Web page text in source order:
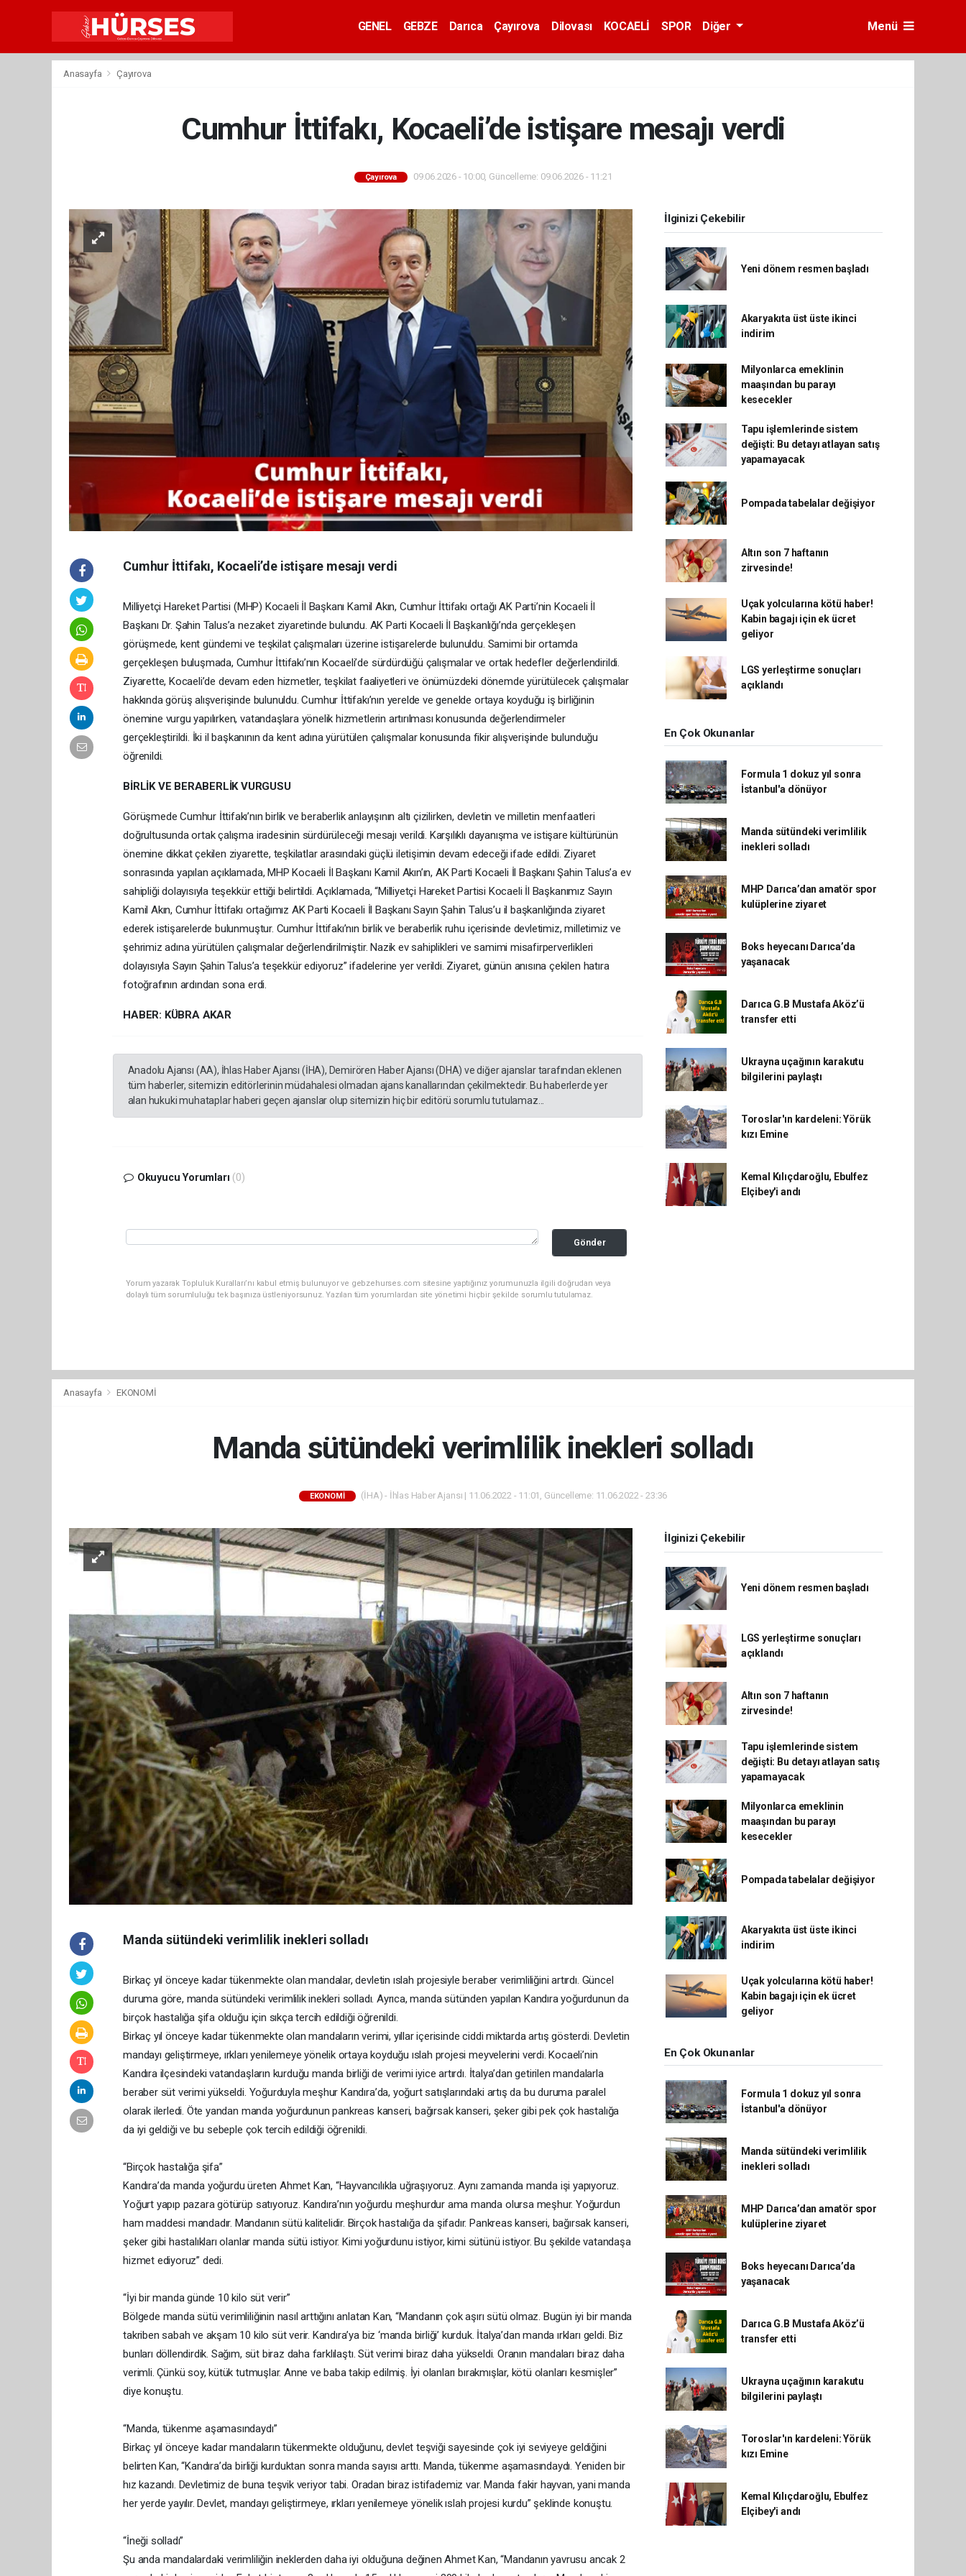
GENEL GEBZE Darıca Çayırova Dilovası KOCAELİ SPOR Diğer Menü
Anasayfa Çayırova
Cumhur İttifakı, Kocaeli’de istişare mesajı verdi
Çayırova 09.06.2026 - 10:00, Güncelleme: 09.06.2026 - 11:21
Cumhur İttifakı, Kocaeli’de istişare mesajı verdi
Milliyetçi Hareket Partisi (MHP) Kocaeli İl Başkanı Kamil Akın, Cumhur İttifakı ortağı AK Parti’nin Kocaeli İl
Başkanı Dr. Şahin Talus’a nezaket ziyaretinde bulundu. AK Parti Kocaeli İl Başkanlığı’nda gerçekleşen
görüşmede, kent gündemi ve teşkilat çalışmaları üzerine istişarelerde bulunuldu. Samimi bir ortamda
gerçekleşen buluşmada, Cumhur İttifakı’nın Kocaeli’de sürdürdüğü çalışmalar ve ortak hedefler değerlendirildi.
Ziyarette, Kocaeli’de devam eden hizmetler, teşkilat faaliyetleri ve önümüzdeki dönemde yürütülecek çalışmalar
hakkında görüş alışverişinde bulunuldu. Cumhur İttifakı’nın yerelde ve genelde ortaya koyduğu iş birliğinin
önemine vurgu yapılırken, vatandaşlara yönelik hizmetlerin artırılması konusunda değerlendirmeler
gerçekleştirildi. İki il başkanının da kent adına yürütülen çalışmalar konusunda fikir alışverişinde bulunduğu
öğrenildi.
BİRLİK VE BERABERLİK VURGUSU
Görüşmede Cumhur İttifakı’nın birlik ve beraberlik anlayışının altı çizilirken, devletin ve milletin menfaatleri
doğrultusunda ortak çalışma iradesinin sürdürüleceği mesajı verildi. Karşılıklı dayanışma ve istişare kültürünün
önemine dikkat çekilen ziyarette, teşkilatlar arasındaki güçlü iletişimin devam edeceği ifade edildi. Ziyaret
sonrasında yapılan açıklamada, MHP Kocaeli İl Başkanı Kamil Akın’ın, AK Parti Kocaeli İl Başkanı Şahin Talus’a ev
sahipliği dolayısıyla teşekkür ettiği belirtildi. Açıklamada, “Milliyetçi Hareket Partisi Kocaeli İl Başkanımız Sayın
Kamil Akın, Cumhur İttifakı ortağımız AK Parti Kocaeli İl Başkanı Sayın Şahin Talus’u il başkanlığında ziyaret
ederek istişarelerde bulunmuştur. Cumhur İttifakı’nın birlik ve beraberlik ruhu içerisinde devletimiz, milletimiz ve
şehrimiz adına yürütülen çalışmalar değerlendirilmiştir. Nazik ev sahiplikleri ve samimi misafirperverlikleri
dolayısıyla Sayın Şahin Talus’a teşekkür ediyoruz” ifadelerine yer verildi. Ziyaret, günün anısına çekilen hatıra
fotoğrafının ardından sona erdi.
HABER: KÜBRA AKAR
Anadolu Ajansı (AA), İhlas Haber Ajansı (İHA), Demirören Haber Ajansı (DHA) ve diğer ajanslar tarafından eklenen
tüm haberler, sitemizin editörlerinin müdahalesi olmadan ajans kanallarından çekilmektedir. Bu haberlerde yer
alan hukuki muhataplar haberi geçen ajanslar olup sitemizin hiç bir editörü sorumlu tutulamaz...
Okuyucu Yorumları (0)
Gönder
Yorum yazarak Topluluk Kuralları’nı kabul etmiş bulunuyor ve gebzehurses.com sitesine yaptığınız yorumunuzla ilgili doğrudan veya
dolaylı tüm sorumluluğu tek başınıza üstleniyorsunuz. Yazılan tüm yorumlardan site yönetimi hiçbir şekilde sorumlu tutulamaz.
İlginizi Çekebilir
Yeni dönem resmen başladı
Akaryakıta üst üste ikinci
indirim
Milyonlarca emeklinin
maaşından bu parayı
kesecekler
Tapu işlemlerinde sistem
değişti: Bu detayı atlayan satış
yapamayacak
Pompada tabelalar değişiyor
Altın son 7 haftanın
zirvesinde!
Uçak yolcularına kötü haber!
Kabin bagajı için ek ücret
geliyor
LGS yerleştirme sonuçları
açıklandı
En Çok Okunanlar
Formula 1 dokuz yıl sonra
İstanbul'a dönüyor
Manda sütündeki verimlilik
inekleri solladı
MHP Darıca’dan amatör spor
kulüplerine ziyaret
Boks heyecanı Darıca’da
yaşanacak
Darıca G.B Mustafa Aköz’ü
transfer etti
Ukrayna uçağının karakutu
bilgilerini paylaştı
Toroslar'ın kardeleni: Yörük
kızı Emine
Kemal Kılıçdaroğlu, Ebulfez
Elçibey'i andı
Anasayfa EKONOMİ
Manda sütündeki verimlilik inekleri solladı
EKONOMİ (İHA) - İhlas Haber Ajansı | 11.06.2022 - 11:01, Güncelleme: 11.06.2022 - 23:36
Manda sütündeki verimlilik inekleri solladı
Birkaç yıl önceye kadar tükenmekte olan mandalar, devletin ıslah projesiyle beraber verimliliğini artırdı. Güncel
duruma göre, manda sütündeki verimlilik inekleri solladı. Ayrıca, manda sütünden yapılan Kandıra yoğurdunun da
birçok hastalığa şifa olduğu için sıkça tercih edildiği öğrenildi.
Birkaç yıl önceye kadar tükenmekte olan mandaların verimi, yıllar içerisinde ciddi miktarda artış gösterdi. Devletin
mandayı geliştirmeye, ırkları yenilemeye yönelik ortaya koyduğu ıslah projesi meyvelerini verdi. Kocaeli’nin
Kandıra ilçesindeki vatandaşların kurduğu manda birliği de verimi iyice artırdı. İtalya’dan getirilen mandalarla
beraber süt verimi yükseldi. Yoğurduyla meşhur Kandıra’da, yoğurt satışlarındaki artış da bu duruma paralel
olarak ilerledi. Öte yandan manda yoğurdunun pankreas kanseri, bağırsak kanseri, şeker gibi pek çok hastalığa
da iyi geldiği ve bu sebeple çok tercih edildiği öğrenildi.
“Birçok hastalığa şifa”
Kandıra’da manda yoğurdu üreten Ahmet Kan, “Hayvancılıkla uğraşıyoruz. Aynı zamanda manda işi yapıyoruz.
Yoğurt yapıp pazara götürüp satıyoruz. Kandıra’nın yoğurdu meşhurdur ama manda olursa meşhur. Yoğurdun
ham maddesi mandadır. Mandanın sütü kalitelidir. Birçok hastalığa da şifadır. Pankreas kanseri, bağırsak kanseri,
şeker gibi hastalıkları olanlar manda sütü istiyor. Kimi yoğurdunu istiyor, kimi sütünü istiyor. Bu şekilde vatandaşa
hizmet ediyoruz” dedi.
“İyi bir manda günde 10 kilo süt verir”
Bölgede manda sütü verimliliğinin nasıl arttığını anlatan Kan, “Mandanın çok aşırı sütü olmaz. Bugün iyi bir manda
takriben sabah ve akşam 10 kilo süt verir. Kandıra’ya biz ‘manda birliği’ kurduk. İtalya’dan manda ırkları geldi. Biz
bunları döllendirdik. Sağım, süt biraz daha farklılaştı. Süt verimi biraz daha yükseldi. Oranın mandaları biraz daha
verimli. Çünkü soy, kütük tutmuşlar. Anne ve baba takip edilmiş. İyi olanları bırakmışlar, kötü olanları kesmişler”
diye konuştu.
“Manda, tükenme aşamasındaydı”
Birkaç yıl önceye kadar mandaların tükenmekte olduğunu, devlet teşviği sayesinde çok iyi seviyeye geldiğini
belirten Kan, “Kandıra’da birliği kurduktan sonra manda sayısı arttı. Manda, tükenme aşamasındaydı. Yeniden bir
hız kazandı. Devletimiz de buna teşvik veriyor tabi. Oradan biraz istifademiz var. Manda fakir hayvan, yani manda
her yerde yayılır. Devlet, mandayı geliştirmeye, ırkları yenilemeye yönelik ıslah projesi kurdu” şeklinde konuştu.
“İneği solladı”
Şu anda mandalardaki verimliliğin ineklerden daha iyi olduğuna değinen Ahmet Kan, “Mandanın yavrusu ancak 2
İlginizi Çekebilir
Yeni dönem resmen başladı
LGS yerleştirme sonuçları
açıklandı
Altın son 7 haftanın
zirvesinde!
Tapu işlemlerinde sistem
değişti: Bu detayı atlayan satış
yapamayacak
Milyonlarca emeklinin
maaşından bu parayı
kesecekler
Pompada tabelalar değişiyor
Akaryakıta üst üste ikinci
indirim
Uçak yolcularına kötü haber!
Kabin bagajı için ek ücret
geliyor
En Çok Okunanlar
Formula 1 dokuz yıl sonra
İstanbul'a dönüyor
Manda sütündeki verimlilik
inekleri solladı
MHP Darıca’dan amatör spor
kulüplerine ziyaret
Boks heyecanı Darıca’da
yaşanacak
Darıca G.B Mustafa Aköz’ü
transfer etti
Ukrayna uçağının karakutu
bilgilerini paylaştı
Toroslar'ın kardeleni: Yörük
kızı Emine
Kemal Kılıçdaroğlu, Ebulfez
Elçibey'i andı